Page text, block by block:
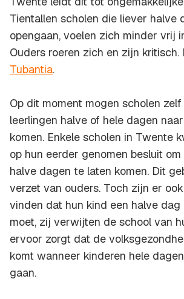
Tientallen scholen die liever halve
opengaan, voelen zich minder vrij
Ouders roeren zich en zijn kritisch.
Tubantia.
Op dit moment mogen scholen
leerlingen halve of hele dagen
komen. Enkele scholen in Twente
op hun eerder genomen besluit
halve dagen te laten komen. Dit
verzet van ouders. Toch zijn er
vinden dat hun kind een halve dag
moet, zij verwijten de school van
ervoor zorgt dat de
komt wanneer kinderen hele
gaan.